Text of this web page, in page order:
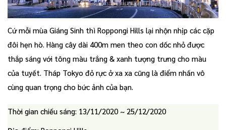
Cứ mỗi mùa Giáng Sinh thì Roppongi Hills lại nhộn nhịp các cặp
đôi hẹn hò. Hàng cây dài 400m men theo con dốc nhỏ được
thắp sáng với tông màu trắng & xanh tượng trưng cho màu
của tuyết. Tháp Tokyo đỏ rực ở xa xa cũng là điểm nhấn vô
cùng quan trọng cho bức ảnh của bạn.
Thời gian chiếu sáng: 13/11/2020 ~ 25/12/2020